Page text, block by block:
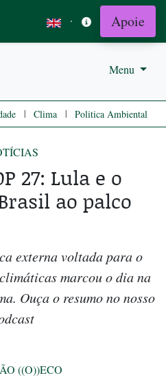
· Apoie
Menu
| Clima | Politica Ambiental
27: Lula e o
ao palco
externa voltada para o
marcou o dia na
Ouça o resumo no nosso
((O))ECO